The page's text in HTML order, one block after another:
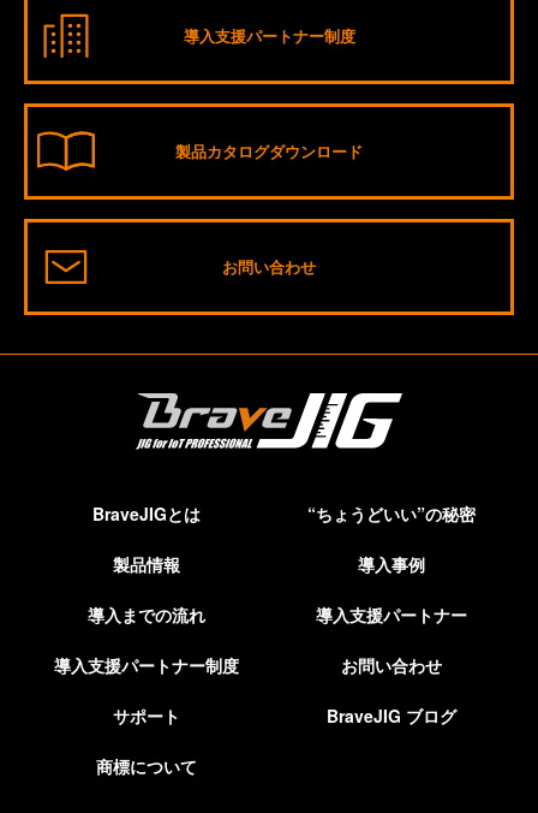
導入支援パートナー制度
製品カタログダウンロード
お問い合わせ
BraveJIGとは “ちょうどいい”の秘密
製品情報 導入事例
導入までの流れ 導入支援パートナー
導入支援パートナー制度 お問い合わせ
商標について
BraveJIG ブログ
サポート